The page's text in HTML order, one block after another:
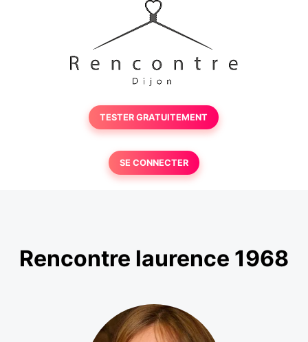
TESTER GRATUITEMENT
SE CONNECTER
Rencontre laurence 1968